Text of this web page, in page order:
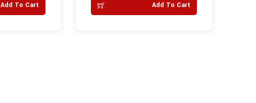
Add To Cart Add To Cart